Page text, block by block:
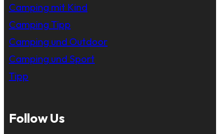
Camping mit Kind
Camping Tipp
Camping und Outdoor
Camping und Sport
Tipp
Follow Us